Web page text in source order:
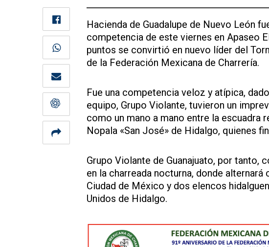
Hacienda de Guadalupe de Nuevo León
competencia de este viernes en Apaseo
puntos se convirtió en nuevo líder del
de la Federación Mexicana de Charrería.
Fue una competencia veloz y atípica,
equipo, Grupo Violante, tuvieron un
como un mano a mano entre la escuadra
Nopala «San José» de Hidalgo, quienes
Grupo Violante de Guanajuato, por tanto,
en la charreada nocturna, donde
Ciudad de México y dos elencos
Unidos de Hidalgo.